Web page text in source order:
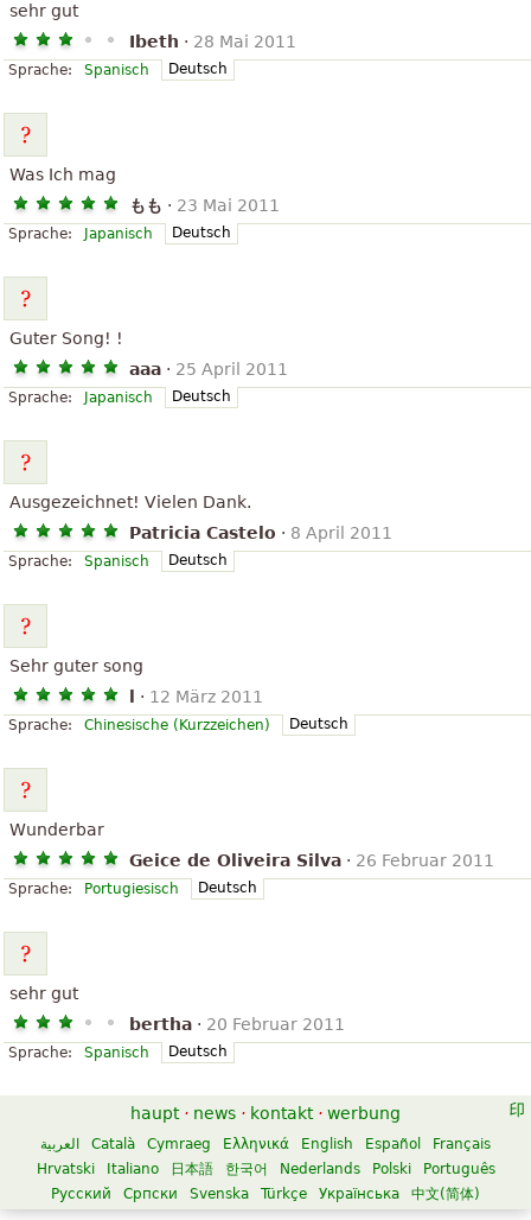
sehr gut
Ibeth · 28 Mai 2011
Sprache: Spanisch Deutsch
Was Ich mag
もも · 23 Mai 2011
Sprache: Japanisch Deutsch
Guter Song! !
aaa · 25 April 2011
Sprache: Japanisch Deutsch
Ausgezeichnet! Vielen Dank.
Patricia Castelo · 8 April 2011
Sprache: Spanisch Deutsch
Sehr guter song
· 12 März 2011
Sprache: Chinesische (Kurzzeichen) Deutsch
Wunderbar
Geice de Oliveira Silva · 26 Februar 2011
Sprache: Portugiesisch Deutsch
sehr gut
bertha · 20 Februar 2011
Sprache: Spanisch Deutsch
haupt · news · kontakt · werbung
العربية Català Cymraeg Ελληνικά English Español
Français
Hrvatski
Italiano 日本語 한국어 Nederlands Polski
Português
Русский
Српски Svenska Türkçe Українська 中文(简体)